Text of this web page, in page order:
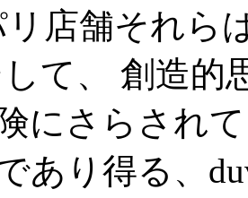
リ店舗それら
て、 創造的
にさらされ
あり得る、